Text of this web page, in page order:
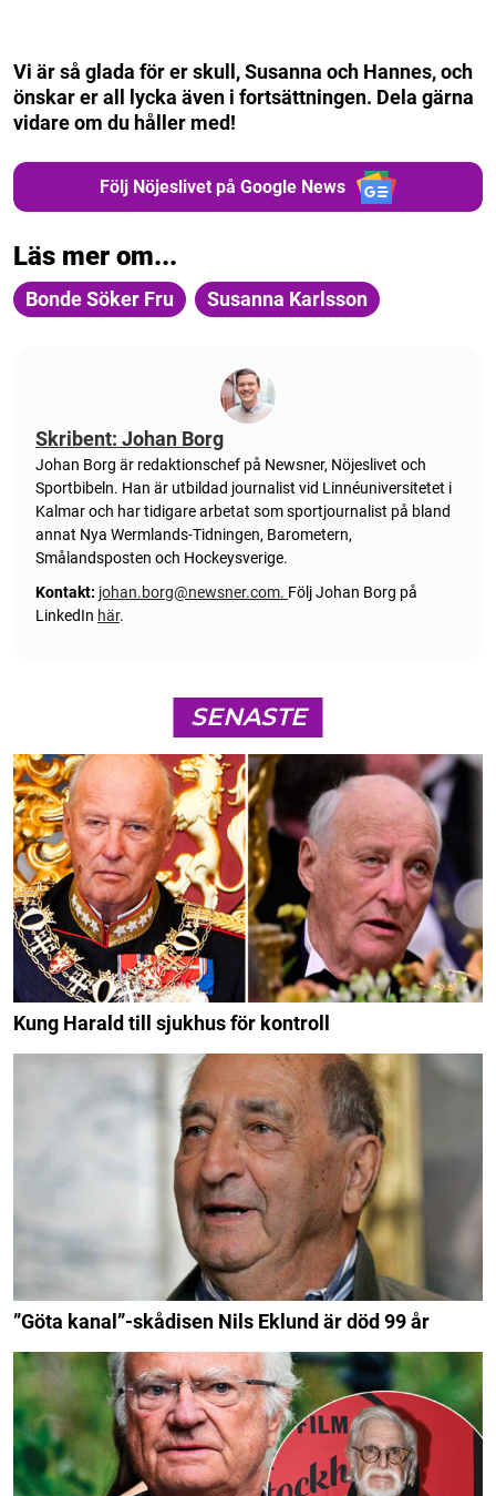
Vi är så glada för er skull, Susanna och Hannes, och
önskar er all lycka även i fortsättningen. Dela gärna
vidare om du håller med!
Följ Nöjeslivet på Google News
Läs mer om...
Bonde Söker Fru Susanna Karlsson
Skribent: Johan Borg
Johan Borg är redaktionschef på Newsner, Nöjeslivet och
Sportbibeln. Han är utbildad journalist vid Linnéuniversitetet i
Kalmar och har tidigare arbetat som sportjournalist på bland
annat Nya Wermlands-Tidningen, Barometern,
Smålandsposten och Hockeysverige.
Kontakt: johan.borg@newsner.com. Följ Johan Borg på
LinkedIn här.
SENASTE
Kung Harald till sjukhus för kontroll
”Göta kanal”-skådisen Nils Eklund är död 99 år